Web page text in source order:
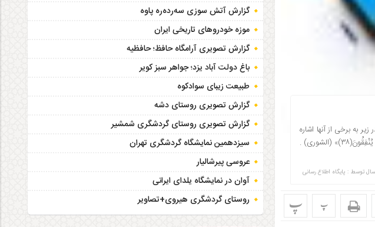
به برخی از آنها اشاره
می شود: ۱. شورا : خداوند در این مورد می فرماید:«وَ الّذینَ اسْتَجَابُوا لِرَبِّهِمْ وَ أقَامُوا الصَّلاهَ وَ أمْرُهُمْ شُورَی بَیْنَهَمْ وَ مِمَّا رَزَقْنَاهُمْ یُنْفِقُونَ(۳۸)» (الشوری) .
توسط : پایگاه اطلاع رسانی
پ پ
گزارش آتش سوزی سەردەرە پاوه
موزه خودروهای تاریخی ایران
گزارش تصویری آرامگاه حافظ؛ حافظیه‎
باغ دولت آباد یزد؛ جواهر سبز کویر
طبیعت زیبای سوادکوه
گزارش تصویری روستای دشه
گزارش تصویری روستای گردشگری شمشیر
سیزدهمین نمایشگاه گردشگری تهران
عروسی پیرشالیار
آوان در نمایشگاه یلدای ایرانی
روستای گردشگری هیروی+تصاویر